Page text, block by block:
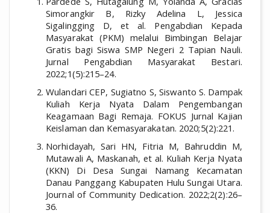
Simorangkir B, Rizky Adelina L, Jessica
Sigalingging D, et al. Pengabdian Kepada
Masyarakat (PKM) melalui Bimbingan Belajar
Gratis bagi Siswa SMP Negeri 2 Tapian Nauli.
Jurnal Pengabdian Masyarakat Bestari.
2022;1(5):215–24.
Wulandari CEP, Sugiatno S, Siswanto S. Dampak
Kuliah Kerja Nyata Dalam Pengembangan
Keagamaan Bagi Remaja. FOKUS Jurnal Kajian
Keislaman dan Kemasyarakatan. 2020;5(2):221.
Norhidayah, Sari HN, Fitria M, Bahruddin M,
Mutawali A, Maskanah, et al. Kuliah Kerja Nyata
(KKN) Di Desa Sungai Namang Kecamatan
Danau Panggang Kabupaten Hulu Sungai Utara.
Journal of Community Dedication. 2022;2(2):26–
36.